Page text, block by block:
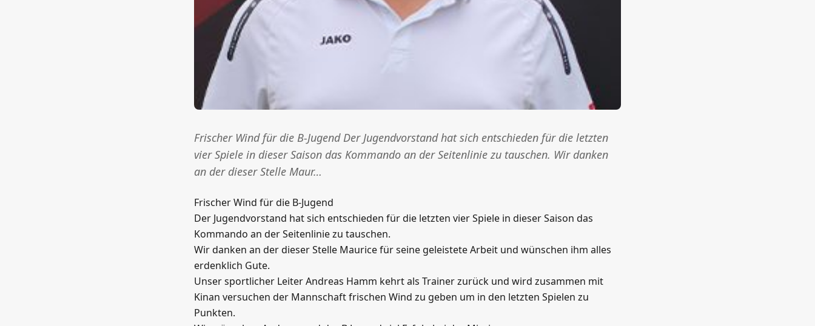
Frischer Wind für die B-Jugend Der Jugendvorstand hat sich entschieden für die letzten
vier Spiele in dieser Saison das Kommando an der Seitenlinie zu tauschen. Wir danken
an der dieser Stelle Maur…
Frischer Wind für die B-Jugend
Der Jugendvorstand hat sich entschieden für die letzten vier Spiele in dieser Saison das
Kommando an der Seitenlinie zu tauschen.
Wir danken an der dieser Stelle Maurice für seine geleistete Arbeit und wünschen ihm alles
erdenklich Gute.
Unser sportlicher Leiter Andreas Hamm kehrt als Trainer zurück und wird zusammen mit
Kinan versuchen der Mannschaft frischen Wind zu geben um in den letzten Spielen zu
Punkten.